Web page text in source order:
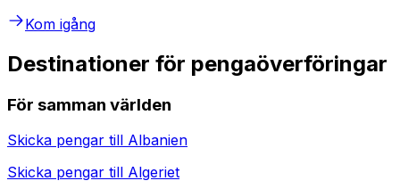
Kom igång
Destinationer för pengaöverföringar
För samman världen
Skicka pengar till Albanien
Skicka pengar till Algeriet